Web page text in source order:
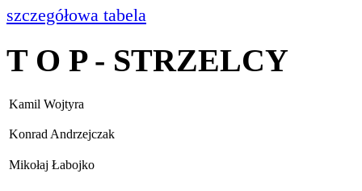
szczegółowa tabela
T O P - STRZELCY
Kamil Wojtyra
Konrad Andrzejczak
Mikołaj Łabojko